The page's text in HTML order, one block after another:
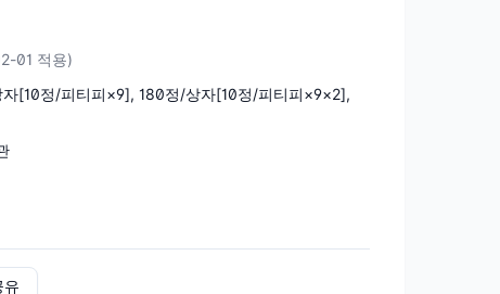
01 적용)
[10정/피티피×9], 180정/상자[10정/피티피×9×2],
유